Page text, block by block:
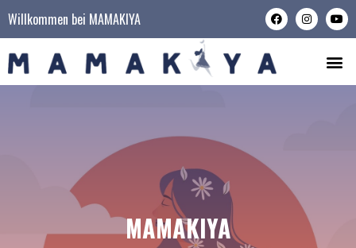
Willkommen bei MAMAKIYA
MAMAKIYA